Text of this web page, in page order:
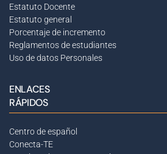
Estatuto Docente
Estatuto general
Porcentaje de incremento
Reglamentos de estudiantes
Uso de datos Personales
ENLACES
RÁPIDOS
Centro de español
Conecta-TE